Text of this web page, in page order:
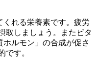
くれる栄養素です。疲労
取しましょう。またビタ
ホルモン」の合成が促さ
です。